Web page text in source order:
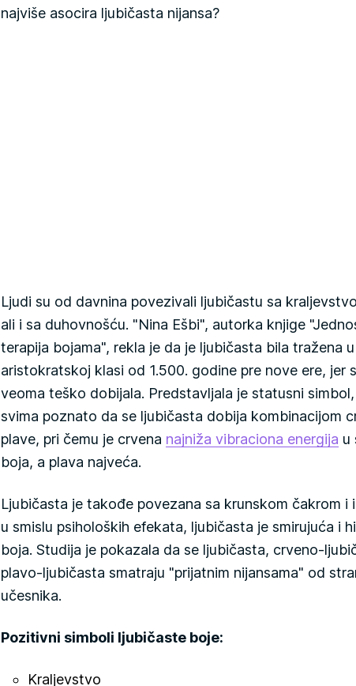
najviše asocira ljubičasta nijansa?
Ljudi su od davnina povezivali ljubičastu sa
ali i sa duhovnošću. "Nina Ešbi", autorka knjige
terapija bojama", rekla je da je ljubičasta bila tražena u
aristokratskoj klasi od 1.500. godine pre nove ere, jer
veoma teško dobijala. Predstavljala je statusni
svima poznato da se ljubičasta dobija kombinacijom
plave, pri čemu je crvena najniža vibraciona energija u
boja, a plava najveća.
Ljubičasta je takođe povezana sa krunskom čakrom i
u smislu psiholoških efekata, ljubičasta je smirujuća i
boja. Studija je pokazala da se ljubičasta, crveno-
plavo-ljubičasta smatraju "prijatnim nijansama" od
učesnika.
Pozitivni simboli ljubičaste boje:
Kraljevstvo